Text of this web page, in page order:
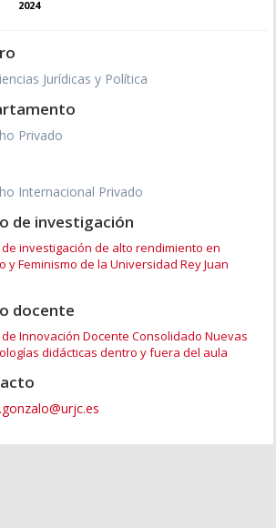
2024
Jurídicas y Política
Privado
Internacional Privado
de investigación
investigación de alto rendimiento en
y Feminismo de la Universidad Rey Juan
docente
Innovación Docente Consolidado Nuevas
didácticas dentro y fuera del aula